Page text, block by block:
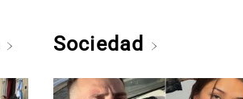
Sociedad